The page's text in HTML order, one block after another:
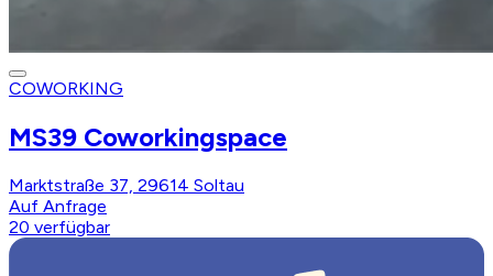
COWORKING
MS39 Coworkingspace
Marktstraße 37, 29614 Soltau
Auf Anfrage
20 verfügbar